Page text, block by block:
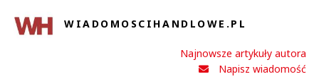
WIADOMOSCIHANDLOWE.PL
Najnowsze artykuły autora
Napisz wiadomość